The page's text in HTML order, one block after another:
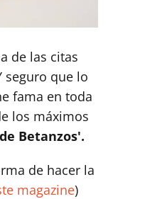
de las citas
seguro que lo
fama en toda
los máximos
Betanzos'.
de hacer la
magazine)